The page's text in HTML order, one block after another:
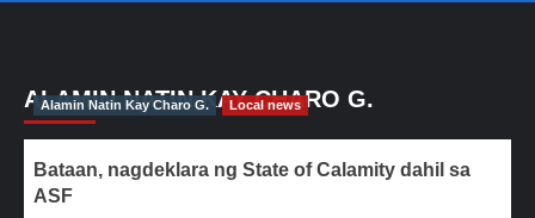
ALAMIN NATIN KAY CHARO G.
Alamin Natin Kay Charo G. Local news
Bataan, nagdeklara ng State of Calamity dahil sa
ASF